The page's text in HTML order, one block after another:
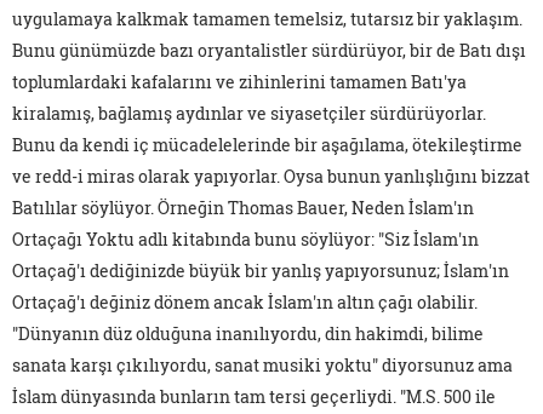
uygulamaya kalkmak tamamen temelsiz, tutarsız bir yaklaşım.
Bunu günümüzde bazı oryantalistler sürdürüyor, bir de Batı dışı
toplumlardaki kafalarını ve zihinlerini tamamen Batı'ya
kiralamış, bağlamış aydınlar ve siyasetçiler sürdürüyorlar.
Bunu da kendi iç mücadelelerinde bir aşağılama, ötekileştirme
ve redd-i miras olarak yapıyorlar. Oysa bunun yanlışlığını bizzat
Batılılar söylüyor. Örneğin Thomas Bauer, Neden İslam'ın
Ortaçağı Yoktu adlı kitabında bunu söylüyor: "Siz İslam'ın
Ortaçağ'ı dediğinizde büyük bir yanlış yapıyorsunuz; İslam'ın
Ortaçağ'ı değiniz dönem ancak İslam'ın altın çağı olabilir.
"Dünyanın düz olduğuna inanılıyordu, din hakimdi, bilime
sanata karşı çıkılıyordu, sanat musiki yoktu" diyorsunuz ama
İslam dünyasında bunların tam tersi geçerliydi. "M.S. 500 ile